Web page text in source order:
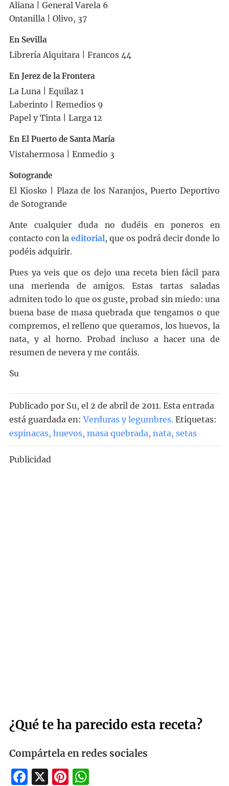
Aliana | General Varela 6
Ontanilla | Olivo, 37
En Sevilla
Librería Alquitara | Francos 44
En Jerez de la Frontera
La Luna | Equilaz 1
Laberinto | Remedios 9
Papel y Tinta | Larga 12
En El Puerto de Santa María
Vistahermosa | Enmedio 3
Sotogrande
El Kiosko | Plaza de los Naranjos, Puerto Deportivo
de Sotogrande
Ante cualquier duda no dudéis en poneros en
contacto con la editorial, que os podrá decir donde lo
podéis adquirir.
Pues ya veis que os dejo una receta bien fácil para
una merienda de amigos. Estas tartas saladas
admiten todo lo que os guste, probad sin miedo: una
buena base de masa quebrada que tengamos o que
compremos, el relleno que queramos, los huevos, la
nata, y al horno. Probad incluso a hacer una de
resumen de nevera y me contáis.
Su
Publicado por Su, el 2 de abril de 2011. Esta entrada
está guardada en: Verduras y legumbres. Etiquetas:
espinacas, huevos, masa quebrada, nata, setas
Publicidad
¿Qué te ha parecido esta receta?
Compártela en redes sociales
Facebook
X Pinterest
WhatsApp